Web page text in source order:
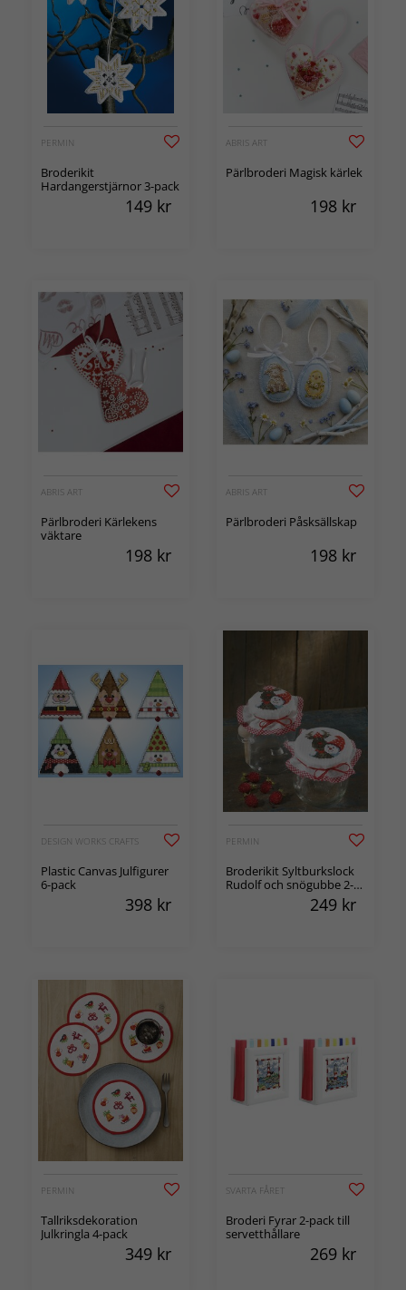
PERMIN
Broderikit
Hardangerstjärnor 3-pack
149 kr
ABRIS ART
Pärlbroderi Magisk kärlek
198 kr
ABRIS ART
Pärlbroderi Kärlekens
väktare
198 kr
ABRIS ART
Pärlbroderi Påsksällskap
198 kr
DESIGN WORKS CRAFTS
Plastic Canvas Julfigurer
6-pack
398 kr
PERMIN
Broderikit Syltburkslock
Rudolf och snögubbe 2-
249 kr
PERMIN
Tallriksdekoration
Julkringla 4-pack
349 kr
SVARTA FÅRET
Broderi Fyrar 2-pack till
servetthållare
269 kr